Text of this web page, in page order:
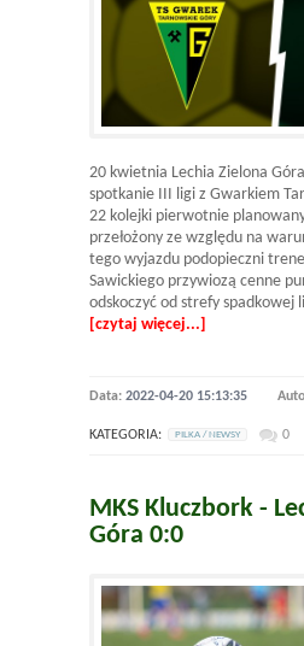
20 kwietnia Lechia Zielona
spotkanie III ligi z Gwarkiem
22 kolejki pierwotnie
przełożony ze względu na
tego wyjazdu podopieczni
Sawickiego przywiozą cenne
odskoczyć od strefy
[czytaj więcej...]
Data: 2022-04-20 15:13:35
KATEGORIA: PILKA / NEWSY 0
MKS Kluczbork -
Góra 0:0